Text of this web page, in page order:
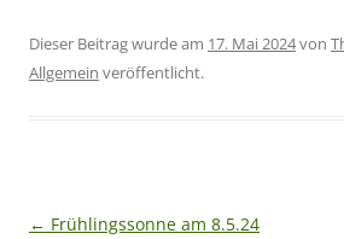
Dieser Beitrag wurde am 17. Mai 2024von
Allgemein veröffentlicht.
Beitragsnavigation
← Frühlingssonne am 8.5.24